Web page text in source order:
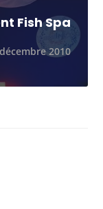
Fish Spa
2010